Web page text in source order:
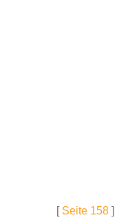
[ Seite 158 ]